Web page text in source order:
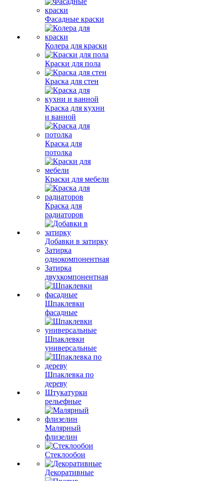
Фасадные краски
Колера для краски
Краски для пола
Краска для стен
Краска для кухни
и ванной
Краска для
потолка
Краски для мебели
Краска для
радиаторов
Добавки в затирку
Затирка
однокомпонентная
Затирка
двухкомпонентная
Шпаклевки
фасадные
Шпаклевки
универсальные
Шпаклевка по
дереву
Штукатурки
рельефные
Малярный
флизелин
Стеклообои
Декоративные